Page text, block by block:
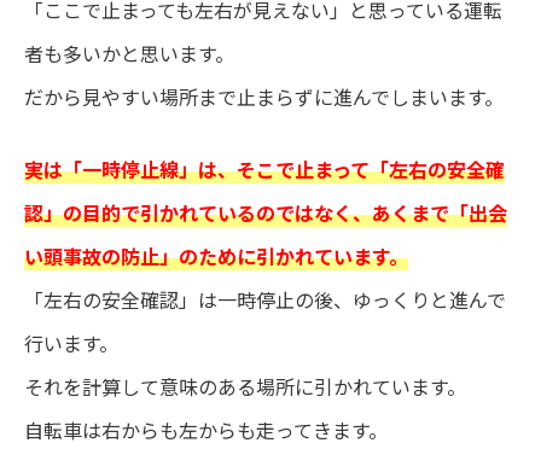
「ここで止まっても左右が見えない」と思っている運転
者も多いかと思います。
だから見やすい場所まで止まらずに進んでしまいます。
実は「一時停止線」は、そこで止まって「左右の安全確
認」の目的で引かれているのではなく、あくまで「出会
い頭事故の防止」のために引かれています。
「左右の安全確認」は一時停止の後、ゆっくりと進んで
行います。
それを計算して意味のある場所に引かれています。
自転車は右からも左からも走ってきます。